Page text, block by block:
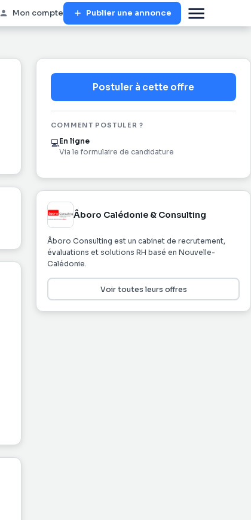
Mon compte Publier une annonce
Postuler à cette offre
COMMENT POSTULER ?
💻En ligne
Via le formulaire de candidature
Âboro Calédonie & Consulting
Âboro Consulting est un cabinet de recrutement,
évaluations et solutions RH basé en Nouvelle-
Calédonie.
Voir toutes leurs offres